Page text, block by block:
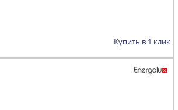
Купить в 1 клик